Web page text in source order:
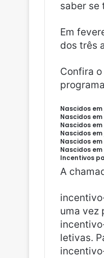
saber se
Em
dos três
Confira
Nascidos
Nascidos
Nascidos
Nascidos
Nascidos
Nascidos
Incentivos
A
uma vez
letivas.